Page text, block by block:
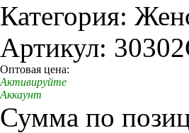
Категория:
Артикул:
Оптовая цена:
Активируйте
Аккаунт
Сумма по